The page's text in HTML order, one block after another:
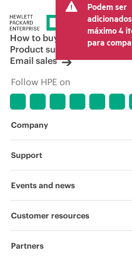
Podem ser
máximo 4
para
How to buy
Product support
Email sales
Follow HPE on
Company
About HPE
Corporate responsibility
HPE Labs
Support
Operational support services
Software and drivers
Events and news
Events
Customer resources
Contact Us
Partners